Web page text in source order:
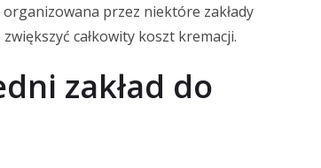
przez niektóre zakłady
całkowity koszt kremacji.
zakład do